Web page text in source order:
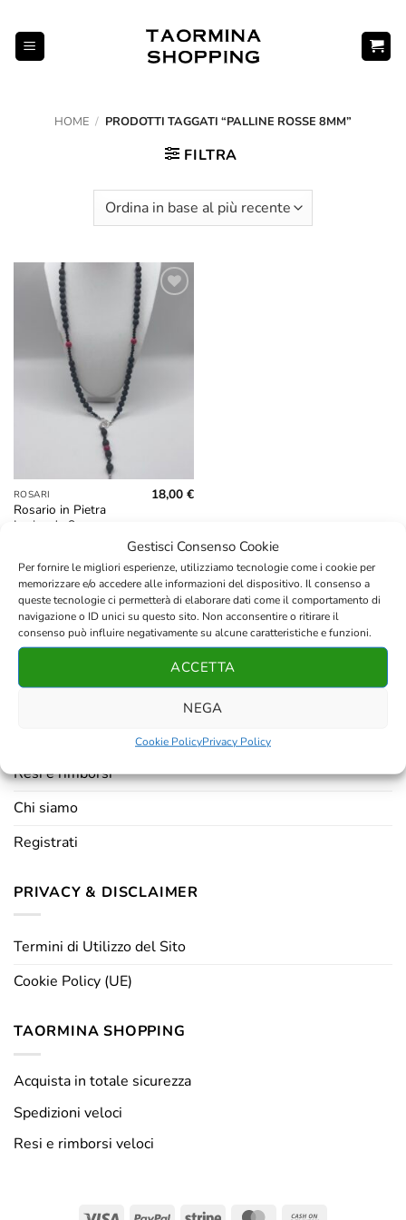
Gestisci Consenso Cookie
Per fornire le migliori esperienze, utilizziamo tecnologie come i cookie per
memorizzare e/o accedere alle informazioni del dispositivo. Il consenso a
queste tecnologie ci permetterà di elaborare dati come il comportamento di
navigazione o ID unici su questo sito. Non acconsentire o ritirare il
consenso può influire negativamente su alcune caratteristiche e funzioni.
ACCETTA
NEGA
Cookie PolicyPrivacy Policy
contenuti
HOME / PRODOTTI TAGGATI “PALLINE ROSSE 8MM”
FILTRA
Aggiungi
alla lista
ROSARI
Rosario in Pietra
Lavica da 8mm,
Ossidiana Sfaccettata
8mm
18,00€
AZIENDA
Resi e rimborsi
Chi siamo
Registrati
PRIVACY & DISCLAIMER
Termini di Utilizzo del Sito
Cookie Policy (UE)
TAORMINA SHOPPING
Acquista in totale sicurezza
Spedizioni veloci
Resi e rimborsi veloci